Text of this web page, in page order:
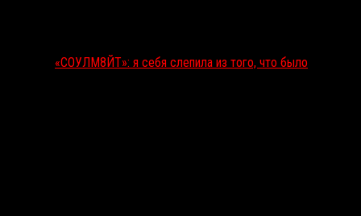
«СОУЛМ8ЙТ»: я себя слепила из того, что было